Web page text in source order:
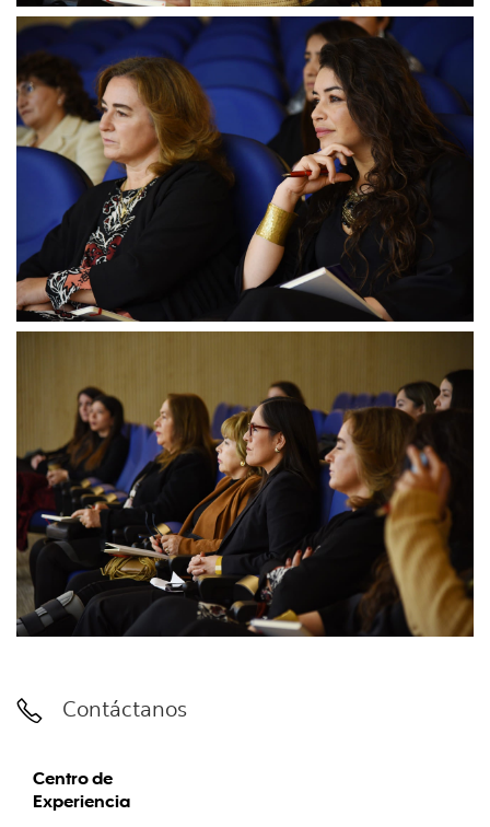
Contáctanos
Centro de
Experiencia